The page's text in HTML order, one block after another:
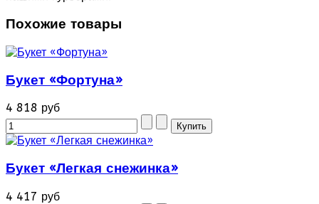
Похожие товары
Букет «Фортуна»
4 818 руб
Букет «Легкая снежинка»
4 417 руб